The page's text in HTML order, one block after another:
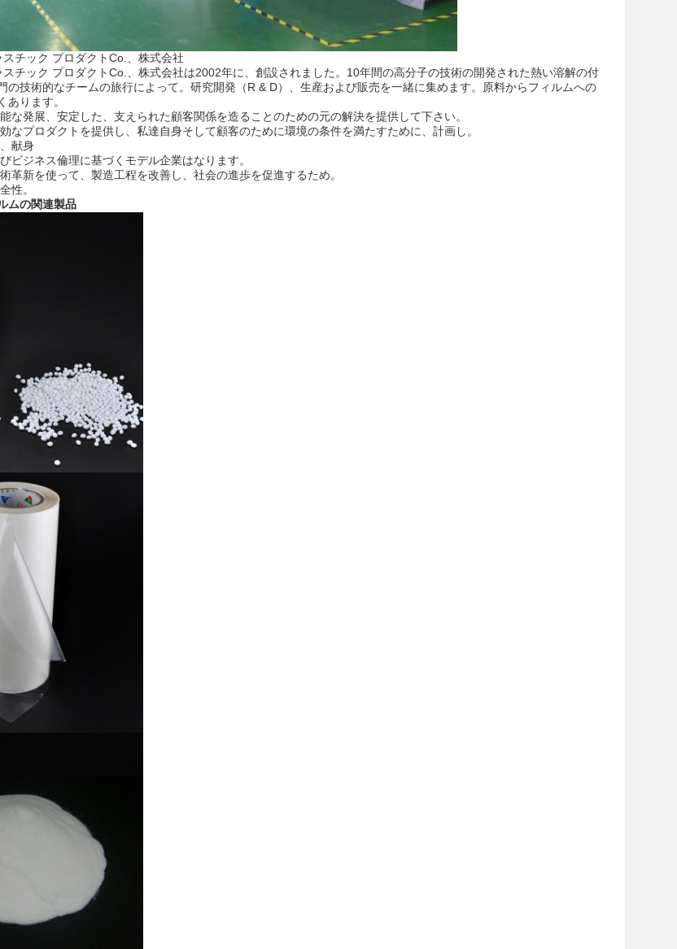
チック プロダクトCo.、株式会社
チック プロダクトCo.、株式会社は2002年に、創設されました。10年間の高分子の技術の開発された熱い溶解の付
の技術的なチームの旅行によって。研究開発（R & D）、生産および販売を一緒に集めます。原料からフィルムへの
あります。
な発展、安定した、支えられた顧客関係を造ることのための元の解決を提供して下さい。
なプロダクトを提供し、私達自身そして顧客のために環境の条件を満たすために、計画し。
献身
ビジネス倫理に基づくモデル企業はなります。
革新を使って、製造工程を改善し、社会の進歩を促進するため。
性。
ムの関連製品